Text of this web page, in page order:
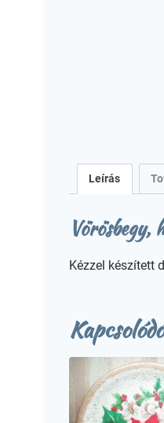
Leírás
Vörösbegy,
Kézzel készített